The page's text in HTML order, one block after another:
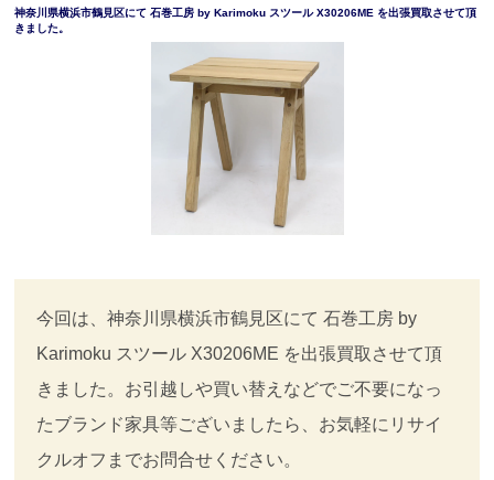
神奈川県横浜市鶴見区にて 石巻工房 by Karimoku スツール X30206ME を出張買取させて頂
きました。
今回は、神奈川県横浜市鶴見区にて 石巻工房 by
Karimoku スツール X30206ME を出張買取させて頂
きました。お引越しや買い替えなどでご不要になっ
たブランド家具等ございましたら、お気軽にリサイ
クルオフまでお問合せください。